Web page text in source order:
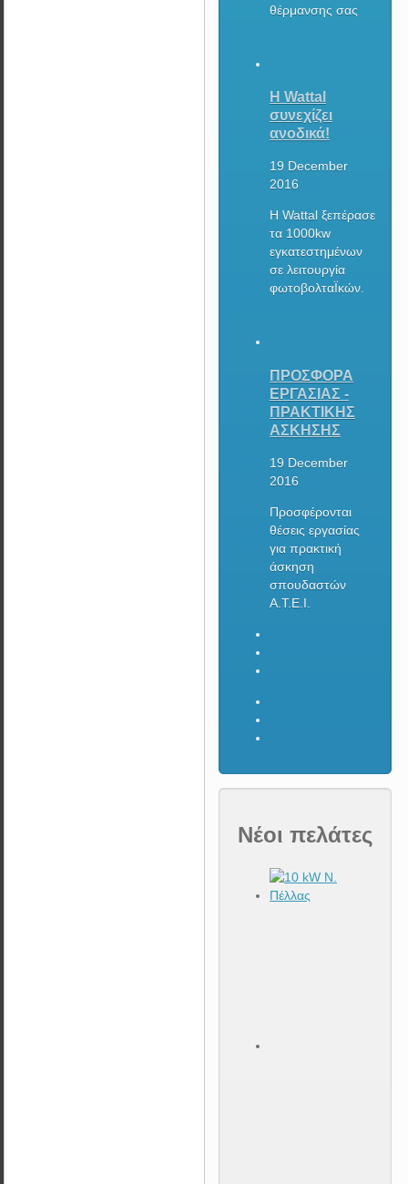
θέρμανσης σας
Η Wattal
συνεχίζει
ανοδικά!
19 December
2016
Η Wattal ξεπέρασε
τα 1000kw
εγκατεστημένων
σε λειτουργία
φωτοβολταΪκών.
ΠΡΟΣΦΟΡΑ
ΕΡΓΑΣΙΑΣ -
ΠΡΑΚΤΙΚΗΣ
ΑΣΚΗΣΗΣ
19 December
2016
Προσφέρονται
θέσεις εργασίας
για πρακτική
άσκηση
σπουδαστών
Α.Τ.Ε.Ι.
Νέοι πελάτες